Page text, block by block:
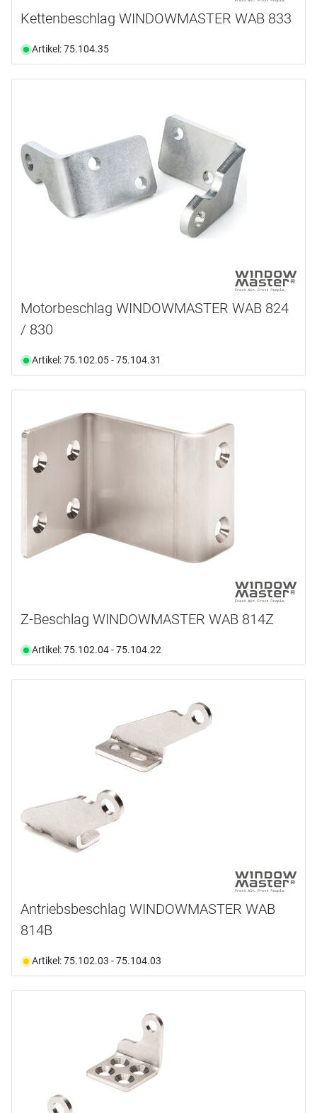
Kettenbeschlag WINDOWMASTER WAB 833
Artikel: 75.104.35
Motorbeschlag WINDOWMASTER WAB 824
/ 830
Artikel: 75.102.05 - 75.104.31
Z-Beschlag WINDOWMASTER WAB 814Z
Artikel: 75.102.04 - 75.104.22
Antriebsbeschlag WINDOWMASTER WAB
814B
Artikel: 75.102.03 - 75.104.03